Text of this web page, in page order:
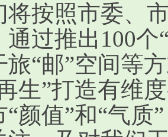
将按照市委、
通过推出100
旅“邮”空间等
生”打造有维
颜值”和“气质